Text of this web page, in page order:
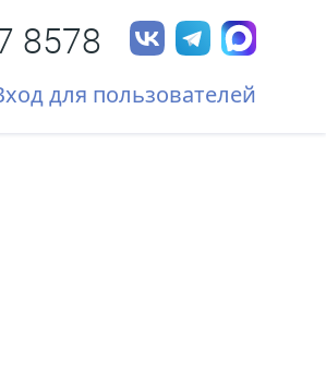
8578
для пользователей